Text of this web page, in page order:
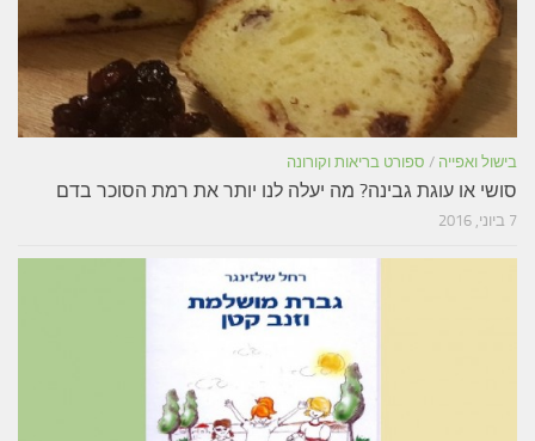
בישול ואפייה / ספורט בריאות וקורונה
סושי או עוגת גבינה? מה יעלה לנו יותר את רמת הסוכר בדם
7 ביוני, 2016